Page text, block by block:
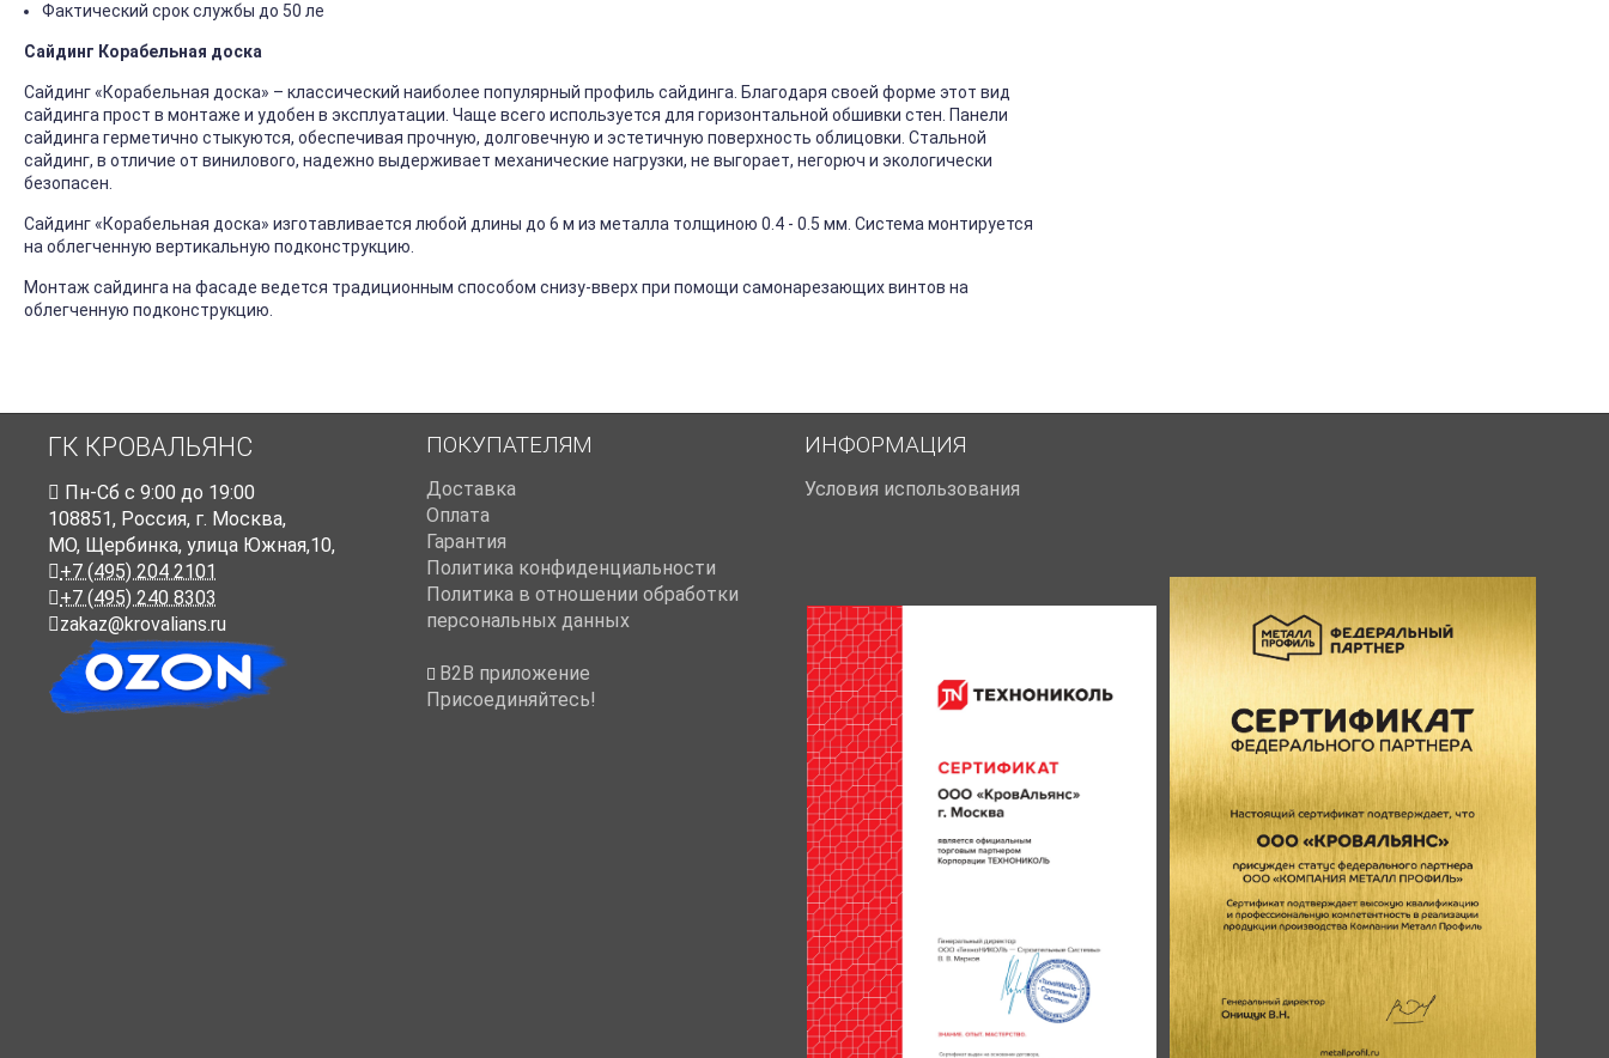
Фактический срок службы до 50 ле
Сайдинг Корабельная доска
Сайдинг «Корабельная доска» – классический наиболее популярный профиль сайдинга. Благодаря своей форме этот вид
сайдинга прост в монтаже и удобен в эксплуатации. Чаще всего используется для горизонтальной обшивки стен. Панели
сайдинга герметично стыкуются, обеспечивая прочную, долговечную и эстетичную поверхность облицовки. Стальной
сайдинг, в отличие от винилового, надежно выдерживает механические нагрузки, не выгорает, негорюч и экологически
безопасен.
Сайдинг «Корабельная доска» изготавливается любой длины до 6 м из металла толщиною 0.4 - 0.5 мм. Система монтируется
на облегченную вертикальную подконструкцию.
Монтаж сайдинга на фасаде ведется традиционным способом снизу-вверх при помощи самонарезающих винтов на
облегченную подконструкцию.
ГК КРОВАЛЬЯНС
Пн-Cб с 9:00 до 19:00
108851, Россия, г. Москва,
МО, Щербинка, улица Южная,10,
+7 (495) 204 2101
+7 (495) 240 8303
zakaz@krovalians.ru
ПОКУПАТЕЛЯМ
Доставка
Оплата
Гарантия
Политика конфиденциальности
Политика в отношении обработки
персональных данных
B2B приложение
Присоединяйтесь!
ИНФОРМАЦИЯ
Условия использования